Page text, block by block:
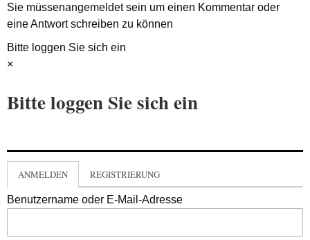
Sie müssenangemeldetsein um einen Kommentar oder
eine Antwort schreiben zu können
Bitte loggen Sie sich ein
×
Bitte loggen Sie sich ein
ANMELDEN REGISTRIERUNG
Benutzername oder E-Mail-Adresse